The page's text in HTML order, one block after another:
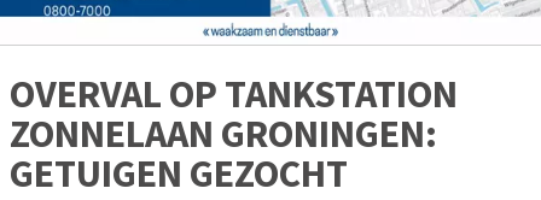
OVERVAL OP TANKSTATION
ZONNELAAN GRONINGEN:
GETUIGEN GEZOCHT